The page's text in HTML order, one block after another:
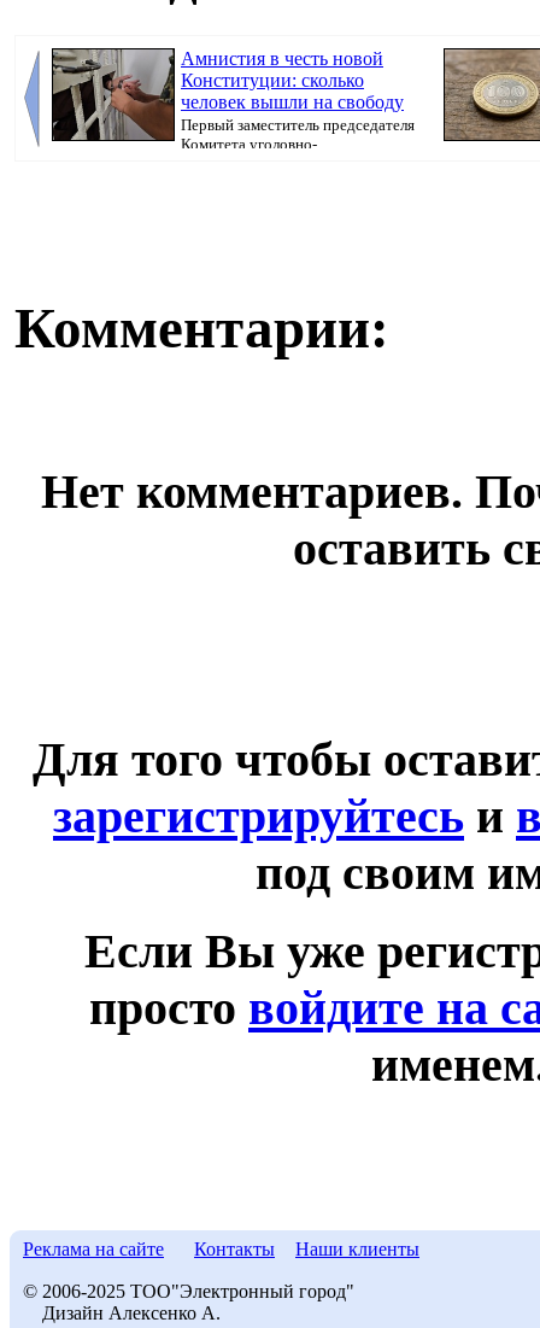
Амнистия в честь новой
Конституции: сколько
человек вышли на свободу
Первый заместитель председателя
Комитета уголовно-
Комментарии:
Нет комментариев.
оставить
Для того чтобы
зарегистрируйтесь и
под своим
Если Вы уже
просто войдите на
Реклама на сайте Контакты Наши клиенты
© 2006-2025 ТОО"Электронный город"
Дизайн Алексенко А.